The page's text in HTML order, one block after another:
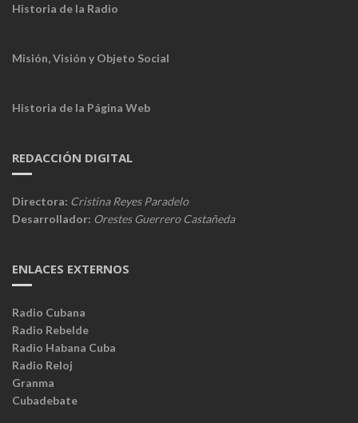
Historia de la Radio
Misión, Visión y Objeto Social
Historia de la Página Web
REDACCIÓN DIGITAL
Directora: Cristina Reyes Paradelo
Desarrollador: Orestes Guerrero Castañeda
ENLACES EXTERNOS
Radio Cubana
Radio Rebelde
Radio Habana Cuba
Radio Reloj
Granma
Cubadebate